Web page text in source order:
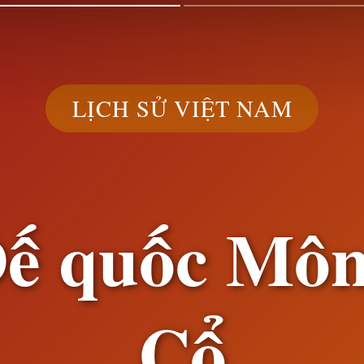
LỊCH SỬ VIỆT NAM
quốc